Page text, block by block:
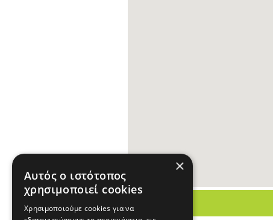
×
Αυτός ο ιστότοπος
χρησιμοποιεί cookies
Χρησιμοποιούμε cookies για να